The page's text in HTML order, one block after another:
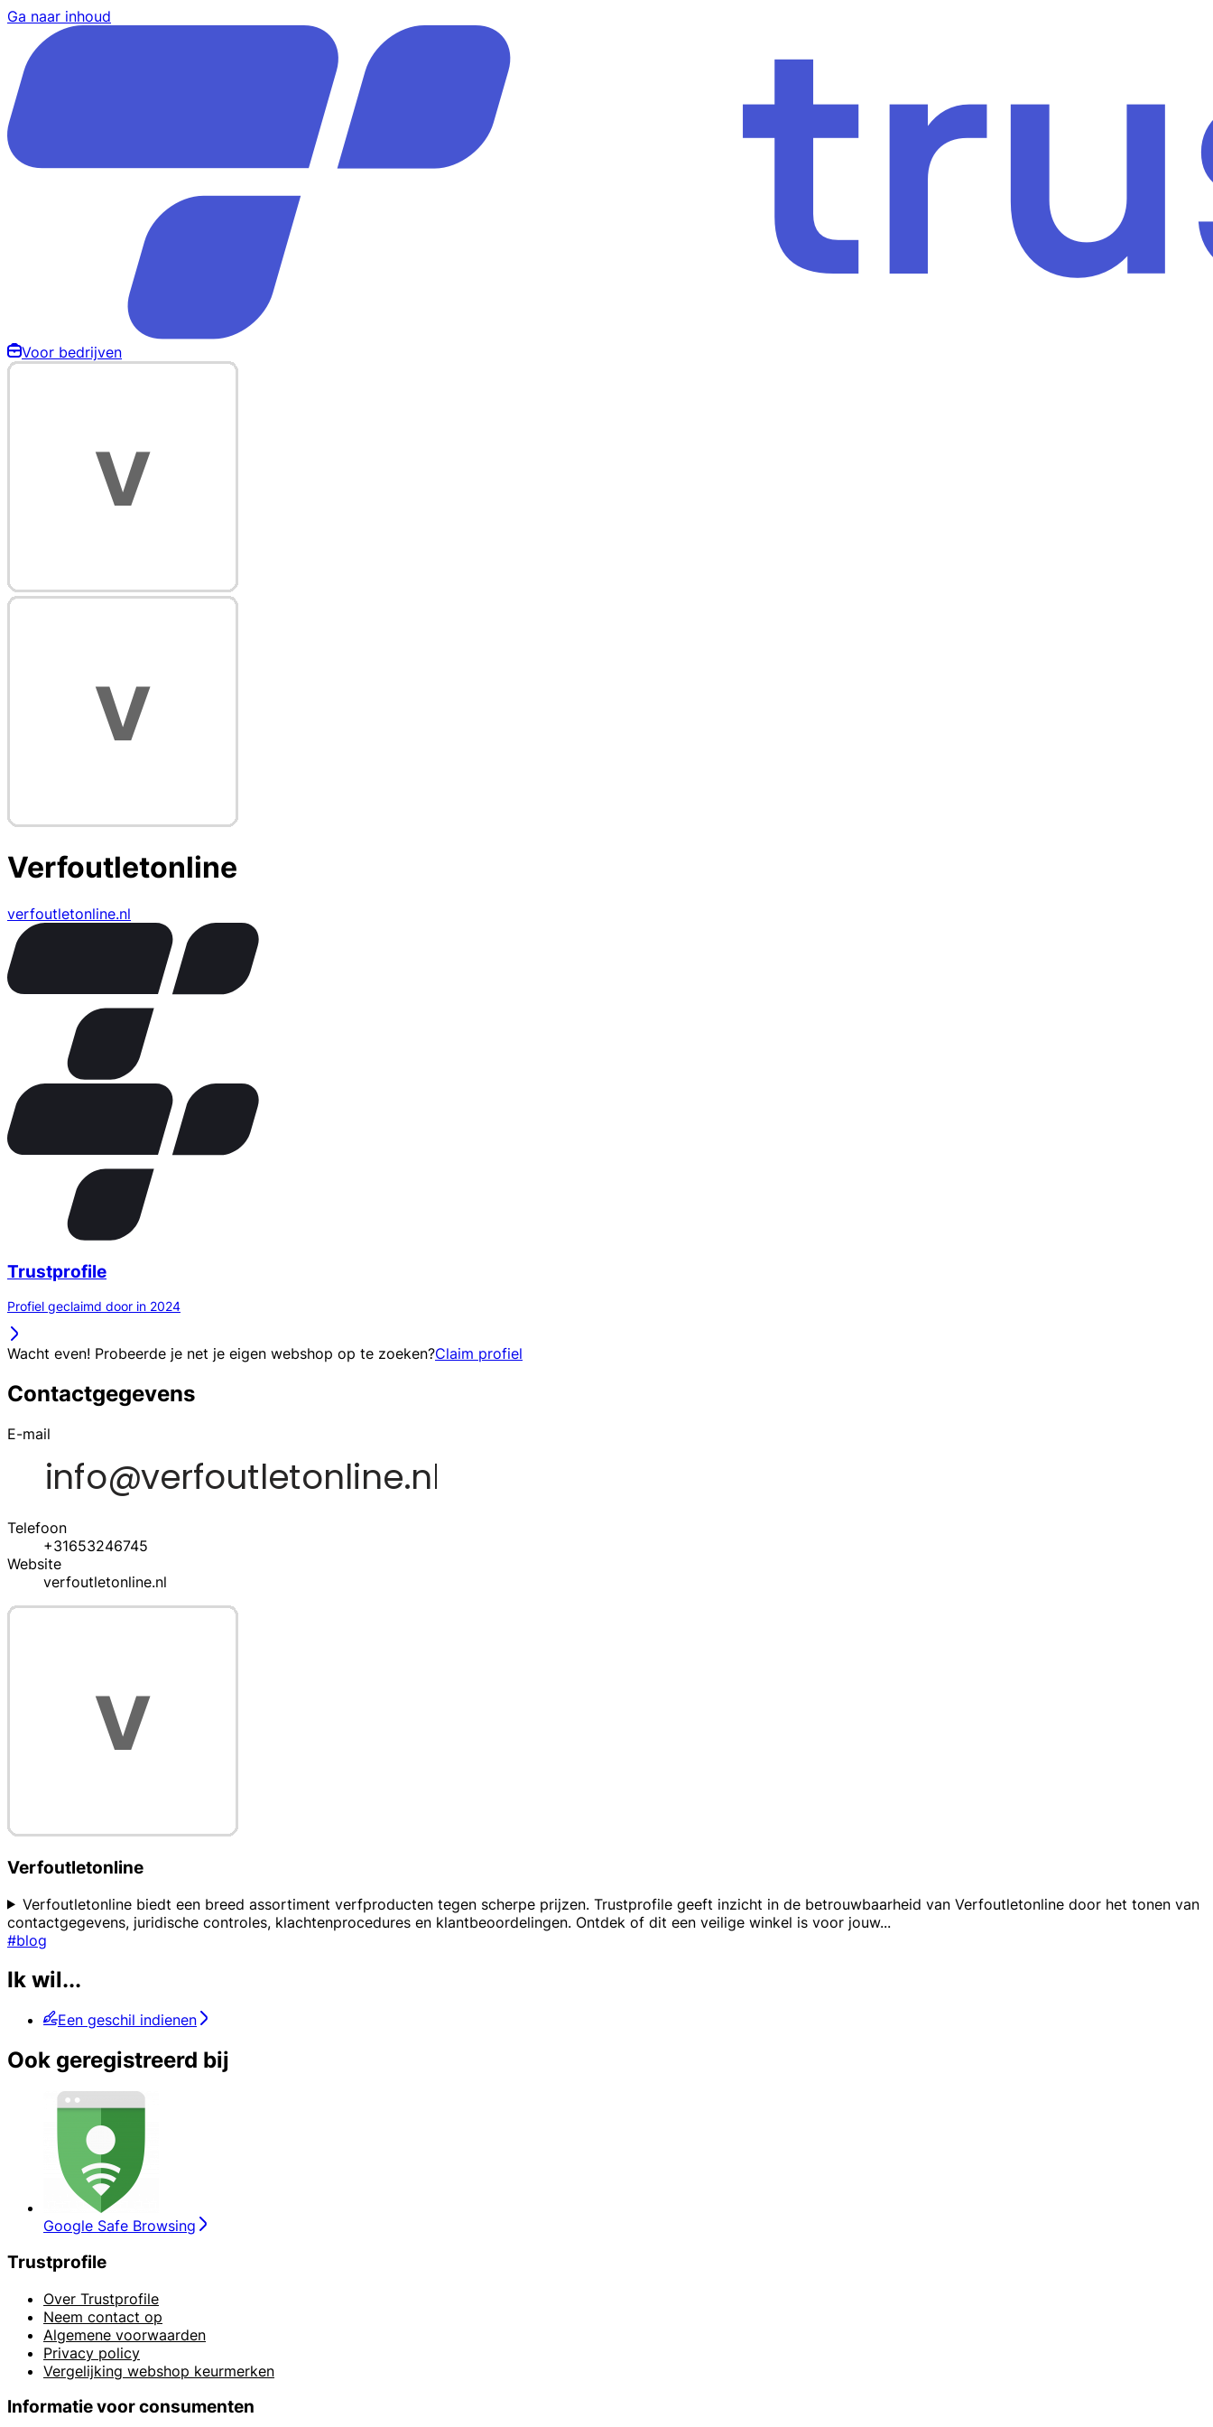
Ga naar inhoud
Voor bedrijven
Verfoutletonline
verfoutletonline.nl
Trustprofile
Profiel geclaimd door in 2024
Wacht even! Probeerde je net je eigen webshop op te zoeken?Claim profiel
Contactgegevens
E-mail
Telefoon
+31653246745
Website
verfoutletonline.nl
Verfoutletonline
Verfoutletonline biedt een breed assortiment verfproducten tegen scherpe prijzen. Trustprofile geeft inzicht in de betrouwbaarheid van Verfoutletonline door het tonen van
contactgegevens, juridische controles, klachtenprocedures en klantbeoordelingen. Ontdek of dit een veilige winkel is voor jouw...
#blog
Ik wil...
Een geschil indienen
Ook geregistreerd bij
Google Safe Browsing
Trustprofile
Over Trustprofile
Neem contact op
Algemene voorwaarden
Privacy policy
Vergelijking webshop keurmerken
Informatie voor consumenten